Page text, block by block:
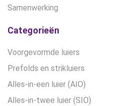
Samenwerking
Categorieën
Voorgevormde luiers
Prefolds en strikluiers
Alles-in-een luier (AIO)
Alles-in-twee luier (SIO)